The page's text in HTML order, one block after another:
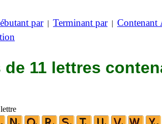
par| Terminant par| Contenant
11 lettres